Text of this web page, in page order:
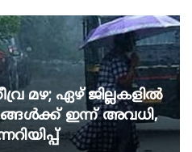
മഴ; ഏഴ് ജില്ലകളിൽ
ഇന്ന് അവധി,